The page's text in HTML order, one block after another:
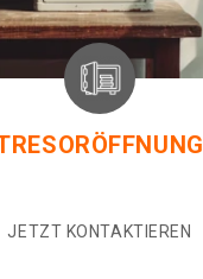
JETZT KONTAKTIEREN